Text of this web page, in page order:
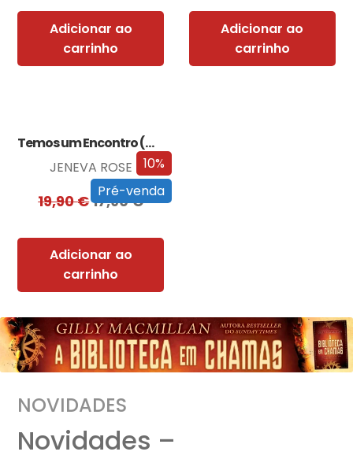
Adicionar ao
carrinho
Adicionar ao
carrinho
10%
Pré-venda
Temos um Encontro (Outra Vez) – Edição…
JENEVA ROSE
19,90€17,90€
Adicionar ao
carrinho
NOVIDADES
Novidades –